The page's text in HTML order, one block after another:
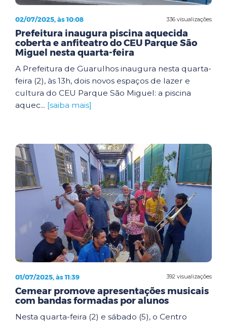
336 visualizações
02/07/2025, às 10:08
Prefeitura inaugura piscina aquecida
coberta e anfiteatro do CEU Parque São
Miguel nesta quarta-feira
A Prefeitura de Guarulhos inaugura nesta quarta-
feira (2), às 13h, dois novos espaços de lazer e
cultura do CEU Parque São Miguel: a piscina
aquec... [saiba mais]
392 visualizações
01/07/2025, às 11:39
Cemear promove apresentações musicais
com bandas formadas por alunos
Nesta quarta-feira (2) e sábado (5), o Centro